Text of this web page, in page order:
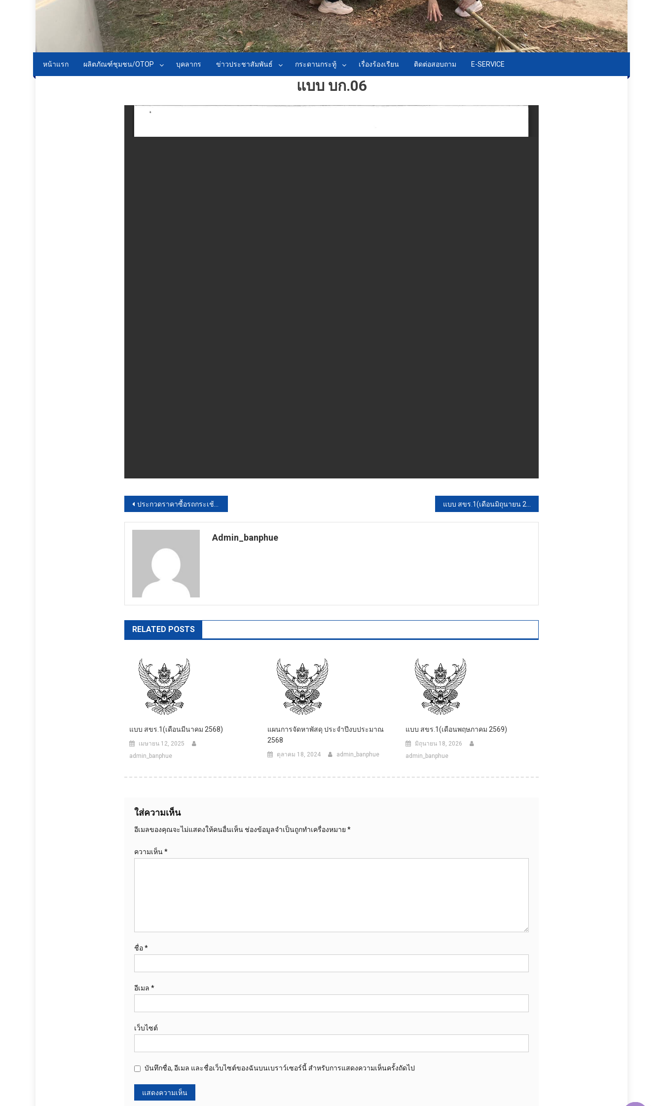
หน้าแรก ผลิตภัณฑ์ชุมชน/OTOP บุคลากร ข่าวประชาสัมพันธ์ กระดานกระทู้ เรื่องร้องเรียน ติดต่อสอบถาม E-SERVICE
แบบ บก.06
แนะแนว
เรื่อง
ประกวดราคาซื้อรถกระเช้าไฟฟ้าอเนกประสงค์
Admin_banphue
RELATED POSTS
แบบ สขร.1(เดือนมีนาคม 2568)
เมษายน 12, 2025
admin_banphue
แผนการจัดหาพัสดุ ประจำปีงบประมาณ
2568
ตุลาคม 18, 2024 admin_banphue
แบบ สขร.1(เดือนพฤษภาคม 2569)
มิถุนายน 18, 2026
admin_banphue
ใส่ความเห็น
อีเมลของคุณจะไม่แสดงให้คนอื่นเห็น ช่องข้อมูลจำเป็นถูกทำเครื่องหมาย *
ความเห็น*
ชื่อ*
อีเมล *
เว็บไซต์
บันทึกชื่อ, อีเมล และชื่อเว็บไซต์ของฉันบนเบราว์เซอร์นี้ สำหรับการแสดงความเห็นครั้งถัดไป